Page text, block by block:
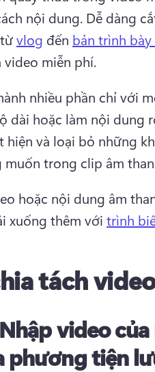
nội dung. Dễ dàng
vlog đến bản trình
video miễn phí.
nhiều phần chỉ với
dài hoặc làm nội dung
và loại bỏ những
trong clip âm
hoặc nội dung âm
xuống thêm với trình
tách
Nhập video
phương tiện